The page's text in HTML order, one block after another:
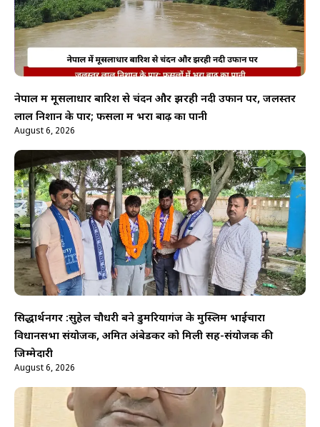
नेपाल में मूसलाधार बारिश से चंदन और झरही नदी उफान पर, जलस्तर
लाल निशान के पार; फसलों में भरा बाढ़ का पानी
August 6, 2026
सिद्धार्थनगर :सुहेल चौधरी बने डुमरियागंज के मुस्लिम भाईचारा
विधानसभा संयोजक, अमित अंबेडकर को मिली सह-संयोजक की
जिम्मेदारी
August 6, 2026